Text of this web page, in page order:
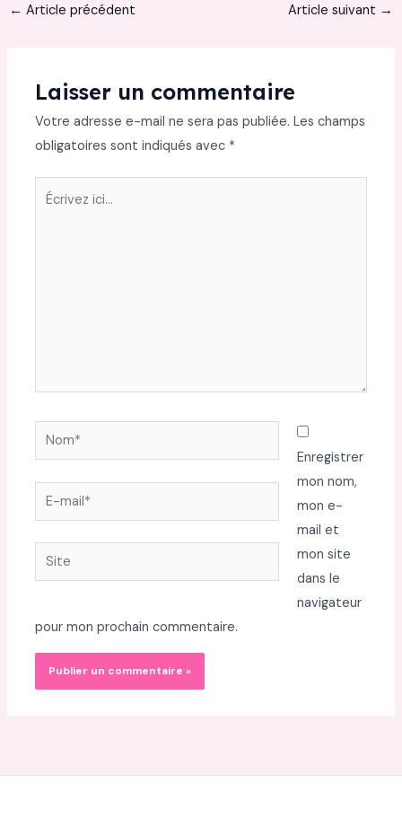
← Article précédent Article suivant →
Laisser un commentaire
Votre adresse e-mail ne sera pas publiée. Les champs
obligatoires sont indiqués avec *
Écrivez
Nom*
E-
mail*
Site
Enregistrer
mon nom,
mon e-
mail et
mon site
dans le
navigateur
pour mon prochain commentaire.